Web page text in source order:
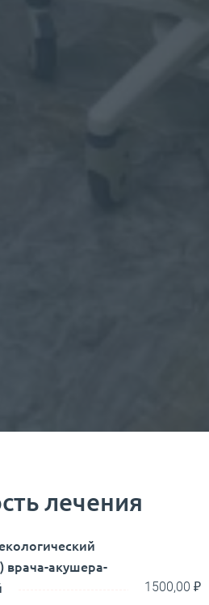
лечения​​
врача-акушера-
1500,00 ₽